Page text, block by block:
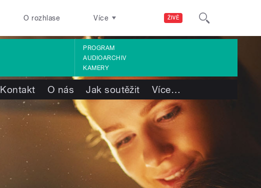
ŽIVĚ
O rozhlase Více
PROGRAM
AUDIOARCHIV
KAMERY
Kontakt O nás Jak soutěžit Více…